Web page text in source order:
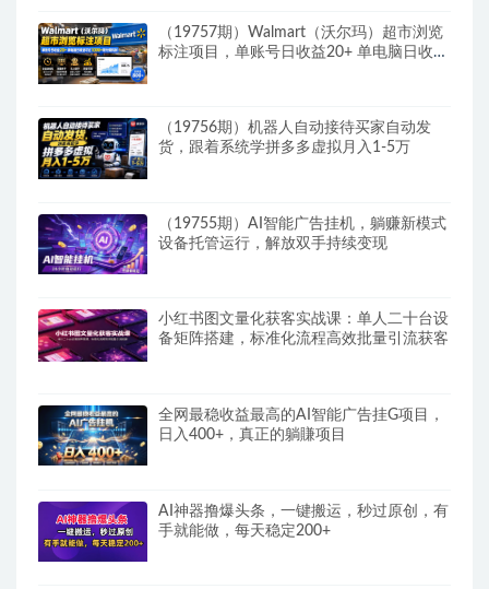
（19757期）Walmart（沃尔玛）超市浏览
标注项目，单账号日收益20+ 单电脑日收益
（19756期）机器人自动接待买家自动发
货，跟着系统学拼多多虚拟月入1-5万
（19755期）AI智能广告挂机，躺赚新模式
设备托管运行，解放双手持续变现
小红书图文量化获客实战课：单人二十台设
备矩阵搭建，标准化流程高效批量引流获客
全网最稳收益最高的AI智能广告挂G项目，
日入400+，真正的躺賺项目
AI神器撸爆头条，一键搬运，秒过原创，有
手就能做，每天稳定200+